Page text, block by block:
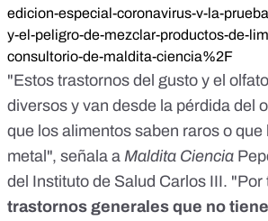
edicion-especial-coronavirus-v-la-
y-el-peligro-de-mezclar-productos-de-
consultorio-de-maldita-ciencia%2F
"Estos trastornos del gusto y el
diversos y van desde la pérdida del
que los alimentos saben raros o que
metal", señala a Maldita Ciencia
del Instituto de Salud Carlos III. "Por
trastornos generales que no